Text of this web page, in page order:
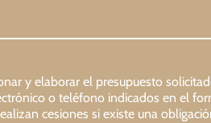
y elaborar el presupuesto
o teléfono indicados en el
cesiones si existe una